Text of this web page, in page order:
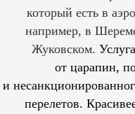
который есть в
например, в
Жуковском.
от царапин,
и
перелетов.